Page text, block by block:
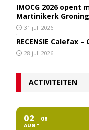
IMOCG 2026 opent
Martinikerk
31 juli 2026
RECENSIE Calefax
28 juli 2026
ACTIVITEITEN
02
AUG
08